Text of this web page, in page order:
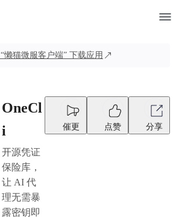
“懒猫微服客户端” 下载应用
OneCl
i
开源凭证
保险库，
让 AI 代
理无需暴
露密钥即
催更 点赞 分享